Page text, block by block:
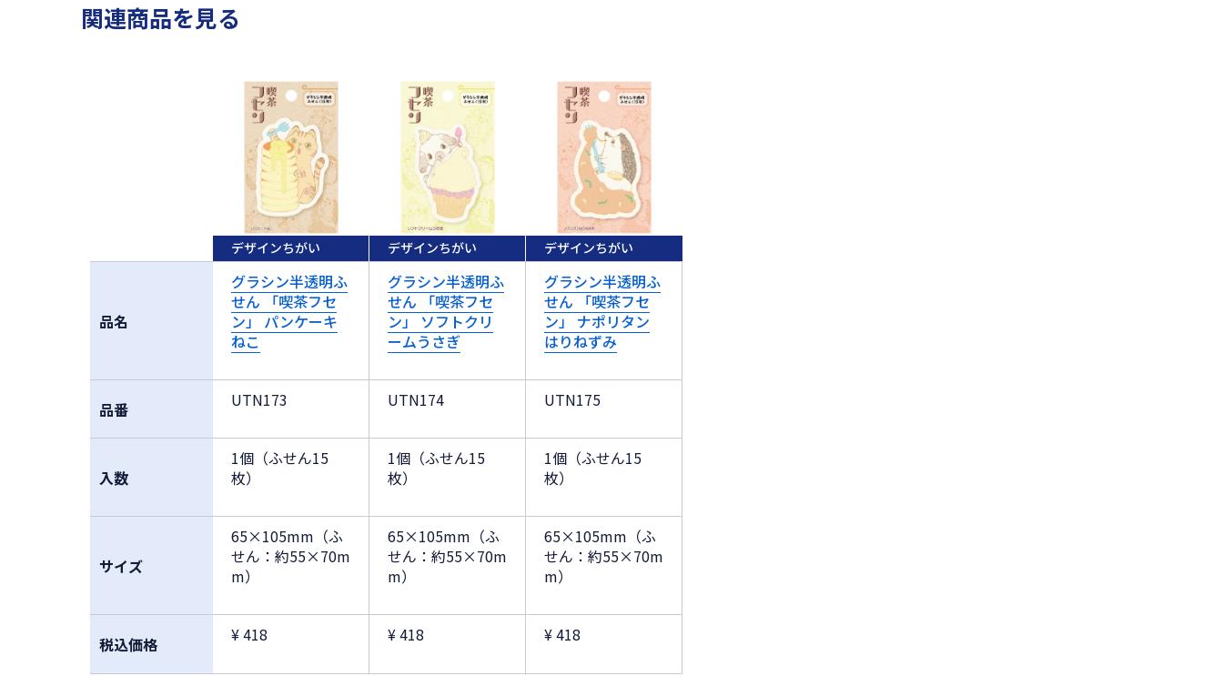
関連商品を見る
品名
品番
入数
サイズ
税込価格
デザインちがい
グラシン半透明ふ
せん 「喫茶フセ
ン」 パンケーキ
ねこ
UTN173
1個（ふせん15
枚）
65×105mm（ふ
せん：約55×70m
m）
¥ 418
デザインちがい
グラシン半透明ふ
せん 「喫茶フセ
ン」 ソフトクリ
ームうさぎ
UTN174
1個（ふせん15
枚）
65×105mm（ふ
せん：約55×70m
m）
¥ 418
デザインちがい
グラシン半透明ふ
せん 「喫茶フセ
ン」 ナポリタン
はりねずみ
UTN175
1個（ふせん15
枚）
65×105mm（ふ
せん：約55×70m
m）
¥ 418